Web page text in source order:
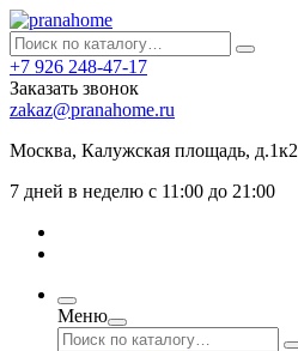
+7 926 248-47-17
Заказать звонок
zakaz@pranahome.ru
Москва, Калужская площадь, д.1к2
7 дней в неделю с 11:00 до 21:00
Меню